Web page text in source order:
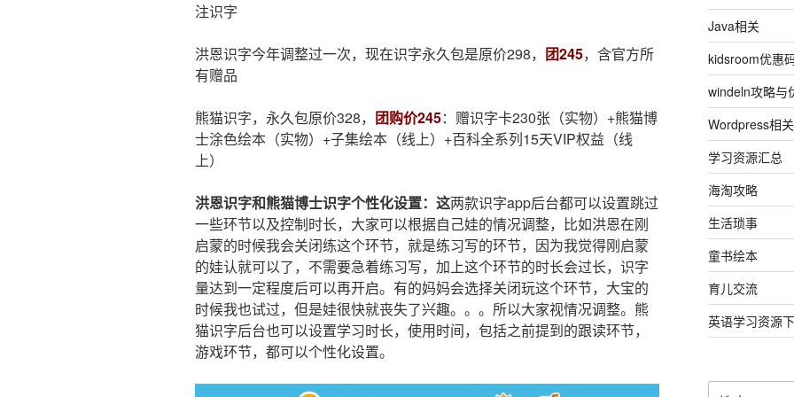
注识字
洪恩识字今年调整过一次，现在识字永久包是原价298， 团245，含官方所
有赠品
熊猫识字，永久包原价328， 团购价245：赠识字卡230张（实物）+熊猫博
士涂色绘本（实物）+子集绘本（线上）+百科全系列15天VIP权益（线
上）
洪恩识字和熊猫博士识字个性化设置：这两款识字app后台都可以设置跳过
一些环节以及控制时长，大家可以根据自己娃的情况调整，比如洪恩在刚
启蒙的时候我会关闭练这个环节，就是练习写的环节，因为我觉得刚启蒙
的娃认就可以了，不需要急着练习写，加上这个环节的时长会过长，识字
量达到一定程度后可以再开启​。​有的妈妈会选择关闭玩这个环节，大宝的
时候我也试过，但是娃很快就丧失了兴趣。。。所以大家视情况调整。熊
猫识字后台也可以设置学习时长，使用时间，包括之前提到的跟读环节，
游戏环节，都可以个性化设置。
Java相关
kidsroom优惠
windeln攻略与
Wordpress相关
学习资源汇总
海淘攻略
生活琐事
童书绘本
育儿交流
英语学习资源